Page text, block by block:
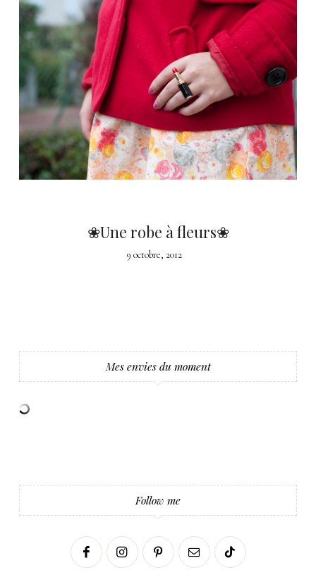
❀Une robe à fleurs❀
9 octobre, 2012
Mes envies du moment
Follow me